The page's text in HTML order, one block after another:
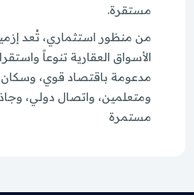
مستقرة.
من منظور استثماري، تُعد
الأسواق العقارية تنوعاً
مدعومة باقتصاد قوي،
ومتعلمين، واتصال دولي،
مستمرة